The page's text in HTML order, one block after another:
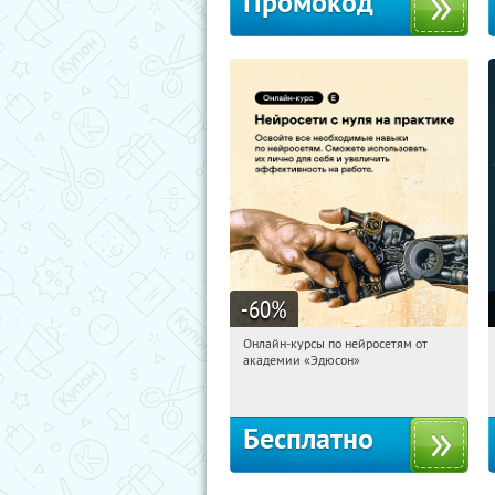
-60%
07:23:23 Получили:
Онлайн-курсы по нейросетям от
академии «Эдюсон»
Бесплатно